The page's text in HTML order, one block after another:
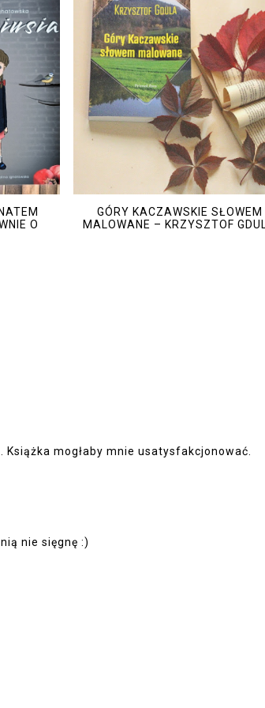
O
GÓRY KACZAWSKIE SŁOWEM
MALOWANE – KRZYSZTOF
mogłaby mnie usatysfakcjonować.
nie sięgnę :)